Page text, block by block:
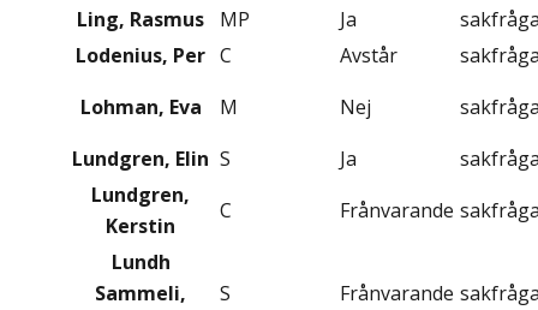
Ling, Rasmus
MP Ja
Lodenius, Per C Avstår
Lohman, Eva
M Nej
Lundgren, Elin S Ja
Lundgren,
Kerstin
C Frånvarande
Lundh
Sammeli,
S Frånvarande